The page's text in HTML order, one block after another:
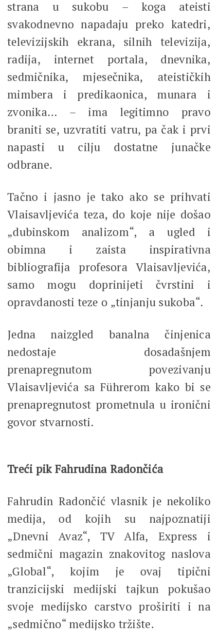
strana u sukobu – koga ateisti
svakodnevno napadaju preko katedri,
televizijskih ekrana, silnih televizija,
radija, internet portala, dnevnika,
sedmičnika, mjesečnika, ateističkih
mimbera i predikaonica, munara i
zvonika… – ima legitimno pravo
braniti se, uzvratiti vatru, pa čak i prvi
napasti u cilju dostatne junačke
odbrane.
Tačno i jasno je tako ako se prihvati
Vlaisavljevića teza, do koje nije došao
„dubinskom analizom“, a ugled i
obimna i zaista inspirativna
bibliografija profesora Vlaisavljevića,
samo mogu doprinijeti čvrstini i
opravdanosti teze o „tinjanju sukoba“.
Jedna naizgled banalna činjenica
nedostaje dosadašnjem
prenapregnutom povezivanju
Vlaisavljevića sa Führerom kako bi se
prenapregnutost prometnula u ironični
govor stvarnosti.
Treći pik Fahrudina Radončića
Fahrudin Radončić vlasnik je nekoliko
medija, od kojih su najpoznatiji
„Dnevni Avaz“, TV Alfa, Express i
sedmični magazin znakovitog naslova
„Global“, kojim je ovaj tipični
tranzicijski medijski tajkun pokušao
svoje medijsko carstvo proširiti i na
„sedmično“ medijsko tržište.